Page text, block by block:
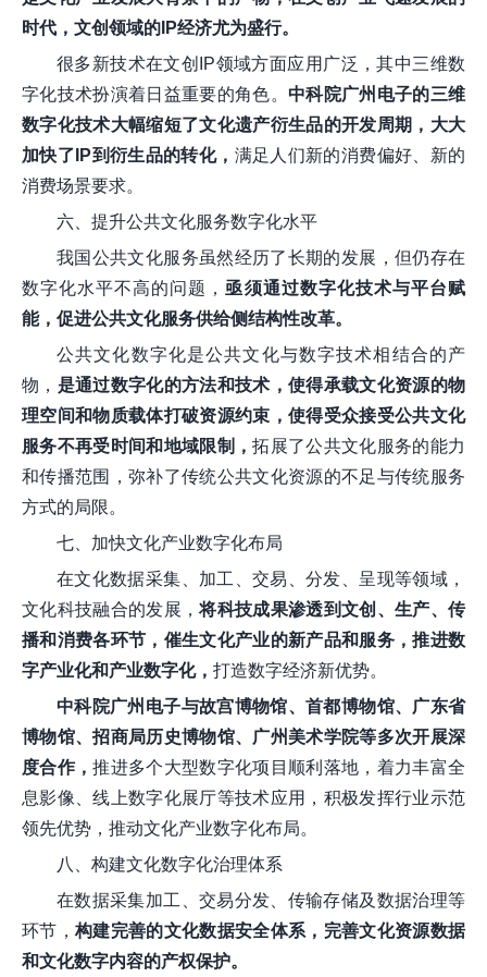
时代，文创领域的IP经济尤为盛行。
很多新技术在文创IP领域方面应用广泛，其中三维数
字化技术扮演着日益重要的角色。 中科院广州电子的三维
数字化技术大幅缩短了文化遗产衍生品的开发周期，大大
加快了IP到衍生品的转化， 满足人们新的消费偏好、新的
消费场景要求。
六、提升公共文化服务数字化水平
我国公共文化服务虽然经历了长期的发展，但仍存在
数字化水平不高的问题， 亟须通过数字化技术与平台赋
能，促进公共文化服务供给侧结构性改革。
公共文化数字化是公共文化与数字技术相结合的产
物， 是通过数字化的方法和技术，使得承载文化资源的物
理空间和物质载体打破资源约束，使得受众接受公共文化
服务不再受时间和地域限制，拓展了公共文化服务的能力
和传播范围，弥补了传统公共文化资源的不足与传统服务
方式的局限。
七、加快文化产业数字化布局
在文化数据采集、加工、交易、分发、呈现等领域，
文化科技融合的发展，将科技成果渗透到文创、生产、传
播和消费各环节，催生文化产业的新产品和服务，推进数
字产业化和产业数字化， 打造数字经济新优势。
中科院广州电子与故宫博物馆、首都博物馆、广东省
博物馆、招商局历史博物馆、广州美术学院等多次开展深
度合作，推进多个大型数字化项目顺利落地，着力丰富全
息影像、线上数字化展厅等技术应用，积极发挥行业示范
领先优势，推动文化产业数字化布局。
八、构建文化数字化治理体系
在数据采集加工、交易分发、传输存储及数据治理等
环节， 构建完善的文化数据安全体系，完善文化资源数据
和文化数字内容的产权保护。